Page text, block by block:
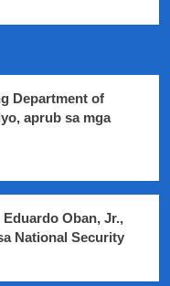
Department of
aprub sa mga
Oban, Jr.,
National Security